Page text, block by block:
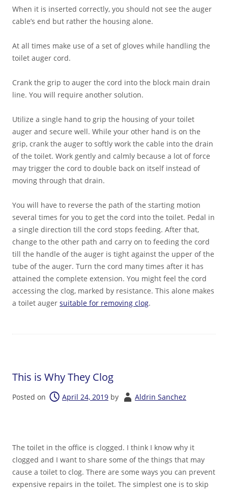
When it is inserted correctly, you should not see the auger
cable’s end but rather the housing alone.
At all times make use of a set of gloves while handling the
toilet auger cord.
Crank the grip to auger the cord into the block main drain
line. You will require another solution.
Utilize a single hand to grip the housing of your toilet
auger and secure well. While your other hand is on the
grip, crank the auger to softly work the cable into the drain
of the toilet. Work gently and calmly because a lot of force
may trigger the cord to double back on itself instead of
moving through that drain.
You will have to reverse the path of the starting motion
several times for you to get the cord into the toilet. Pedal in
a single direction till the cord stops feeding. After that,
change to the other path and carry on to feeding the cord
till the handle of the auger is tight against the upper of the
tube of the auger. Turn the cord many times after it has
attained the complete extension. You might feel the cord
accessing the clog, marked by resistance. This alone makes
a toilet auger suitable for removing clog.
This is Why They Clog
Posted on April 24, 2019 by Aldrin Sanchez
The toilet in the office is clogged. I think I know why it
clogged and I want to share some of the things that may
cause a toilet to clog. There are some ways you can prevent
expensive repairs in the toilet. The simplest one is to skip